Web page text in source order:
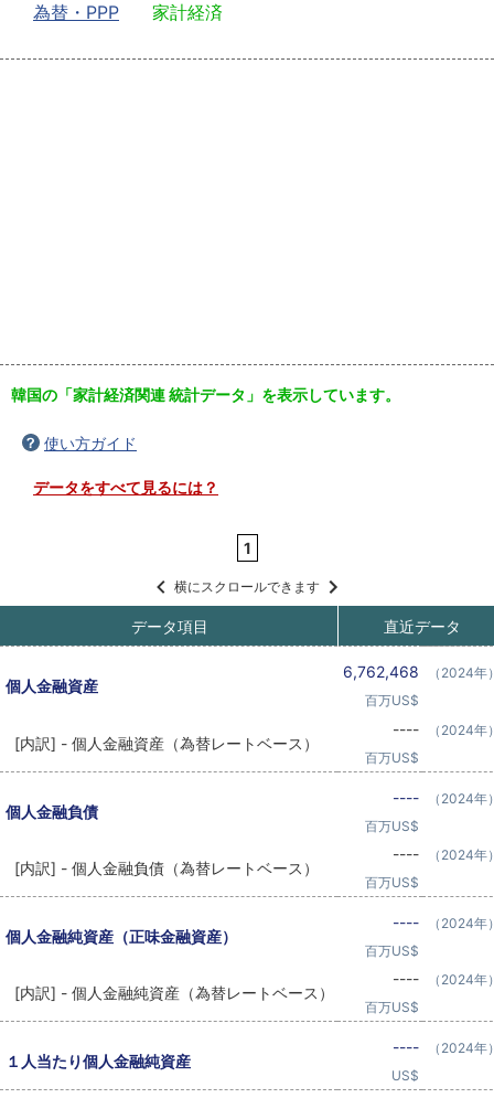
為替・PPP
家計経済
韓国の「家計経済関連 統計データ」を表示しています。
使い方ガイド
データをすべて見るには？
1
横にスクロールできます
データ項目 直近データ
個人金融資産
6,762,468
百万US$
（2024年
[内訳] - 個人金融資産（為替レートベース）
----
百万US$
（2024年
個人金融負債
----
百万US$
（2024年
[内訳] - 個人金融負債（為替レートベース）
----
百万US$
（2024年
個人金融純資産（正味金融資産）
----
百万US$
（2024年
[内訳] - 個人金融純資産（為替レートベース）
----
百万US$
（2024年
１人当たり個人金融純資産
----
US$
（2024年